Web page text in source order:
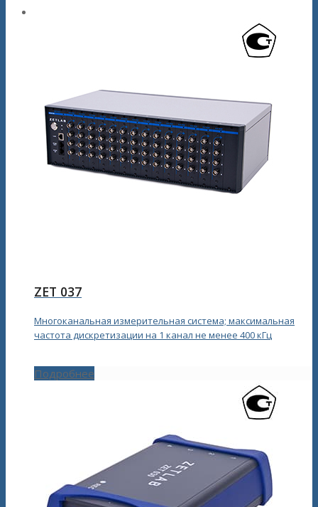
ZET 037
Многоканальная измерительная система; максимальная
частота дискретизации на 1 канал не менее 400 кГц
Подробнее